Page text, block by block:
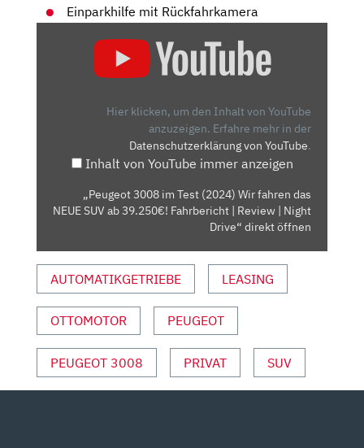
Einparkhilfe mit Rückfahrkamera
SUV
FAHRBERICHT
REVIEW
DRIVE“
VON
Hier klicken, um den Inhalt von YouTube
anzuzeigen. Erfahre mehr in der
Datenschutzerklärung von YouTube.
Inhalt von YouTube immer anzeigen
„Peugeot 3008 im Test (2024) Wir fahren das
NEUE SUV ab 39.250€! Fahrbericht | Review | Night
Drive“ direkt öffnen
AUTOMATIKGETRIEBE LEASING
OTTOMOTOR PEUGEOT
PEUGEOT 3008 PRIVAT SUV